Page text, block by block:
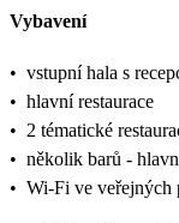
Vybavení
• vstupní hala s
• hlavní restaurace
• 2 tématické
• několik barů -
• Wi-Fi ve veřejných